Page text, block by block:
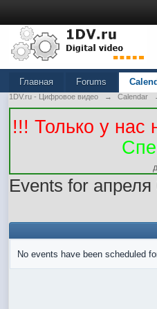
Главная Forums
1DV.ru - Цифровое видео → Calendar
!!! Только у нас
Events for апреля
No events have been scheduled